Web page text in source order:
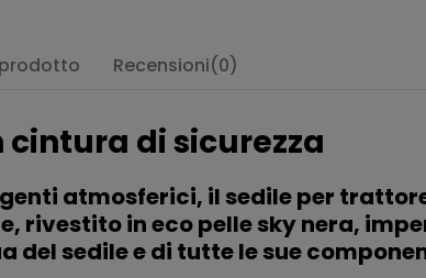
Recensioni(0)
cintura di sicurezza
atmosferici, il sedile per
rivestito in eco pelle sky nera,
sedile e di tutte le sue